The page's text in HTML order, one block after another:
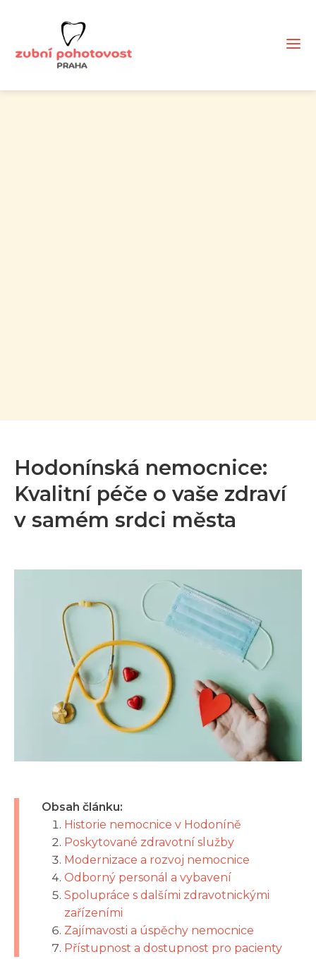
Hodonínská nemocnice:
Kvalitní péče o vaše zdraví
v samém srdci města
Obsah článku:
Historie nemocnice v Hodoníně
Poskytované zdravotní služby
Modernizace a rozvoj nemocnice
Odborný personál a vybavení
Spolupráce s dalšími zdravotnickými
zařízeními
Zajímavosti a úspěchy nemocnice
Přístupnost a dostupnost pro pacienty